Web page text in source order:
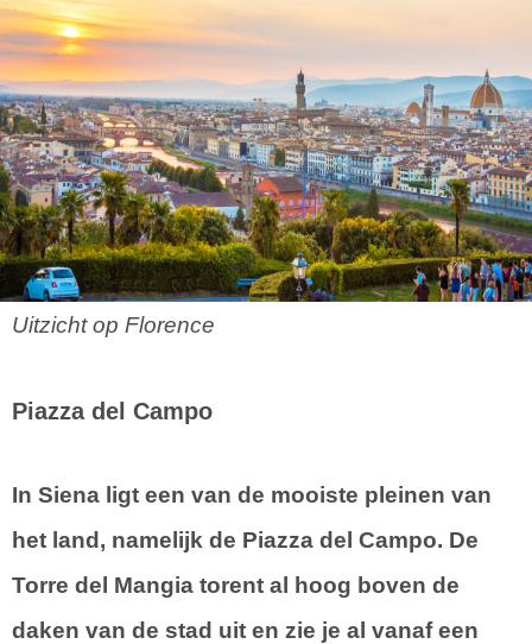
Uitzicht op Florence
Piazza del Campo
In Siena ligt een van de mooiste pleinen van
het land, namelijk de Piazza del Campo. De
Torre del Mangia torent al hoog boven de
daken van de stad uit en zie je al vanaf een